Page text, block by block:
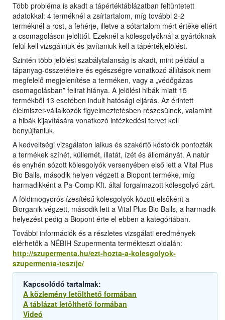
Több probléma is akadt a tápértéktáblázatban feltüntetett
adatokkal: 4 terméknél a zsírtartalom, míg további 2-2
terméknél a rost, a fehérje, illetve a sótartalom mért értéke eltért
a csomagoláson jelölttől. Ezeknél a kölesgolyóknál a gyártóknak
felül kell vizsgálniuk és javítaniuk kell a tápértékjelölést.
Szintén több jelölési szabálytalanság is akadt, mint például a
tápanyag-összetételre és egészségre vonatkozó állítások nem
megfelelő megjelenítése a terméken, vagy a „védőgázas
csomagolásban” felirat hiánya. A jelölési hibák miatt 15
termékből 13 esetében indult hatósági eljárás. Az érintett
élelmiszer-vállalkozók figyelmeztetésben részesülnek, valamint
a hibák kijavítására vonatkozó intézkedési tervet kell
benyújtaniuk.
A kedveltségi vizsgálaton laikus és szakértő kóstolók pontozták
a termékek színét, küllemét, illatát, ízét és állományát. A natúr
és enyhén sózott kölesgolyók versenyében első lett a Vital Plus
Bio Balls, második helyen végzett a Biopont terméke, míg
harmadikként a Pa-Comp Kft. által forgalmazott kölesgolyó zárt.
A földimogyorós ízesítésű kölesgolyók között elsőként a
Biorganik végzett, második lett a Vital Plus Bio Balls, a harmadik
helyezést pedig a Biopont érte el ebben a kategóriában.
További információk és a részletes vizsgálati eredmények
elérhetők a NÉBIH Szupermenta termékteszt oldalán:
http://szupermenta.hu/ezt-hozta-a-kolesgolyok-
szupermenta-tesztje/
Kapcsolódó tartalmak:
A közlemény letölthető formában
A táblázat letölthető formában
Videó